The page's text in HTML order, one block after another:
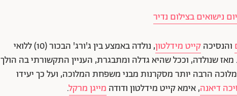
נישואים בצילום נדיר
והנסיכהקייט מידלטון
, נולדה באמצע בין ג'ורג' הבכור (10) ללואי
מאז שנולדה, וככל שהיא גדלה ומתבגרת, העניין התקשורתי בה הולך
הרבה יותר מסקרנות מבני משפחת המלוכה, ועל כך יעידו
דיאנה, אימא קייט מידלטון ודודה מייגן מרקל.